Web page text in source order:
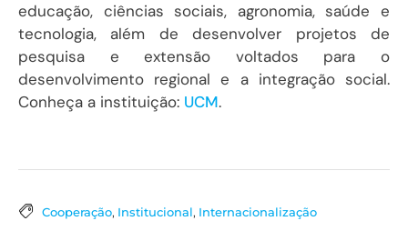
educação, ciências sociais, agronomia, saúde e
tecnologia, além de desenvolver projetos de
pesquisa e extensão voltados para o
desenvolvimento regional e a integração social.
Conheça a instituição: UCM.
Cooperação, Institucional, Internacionalização